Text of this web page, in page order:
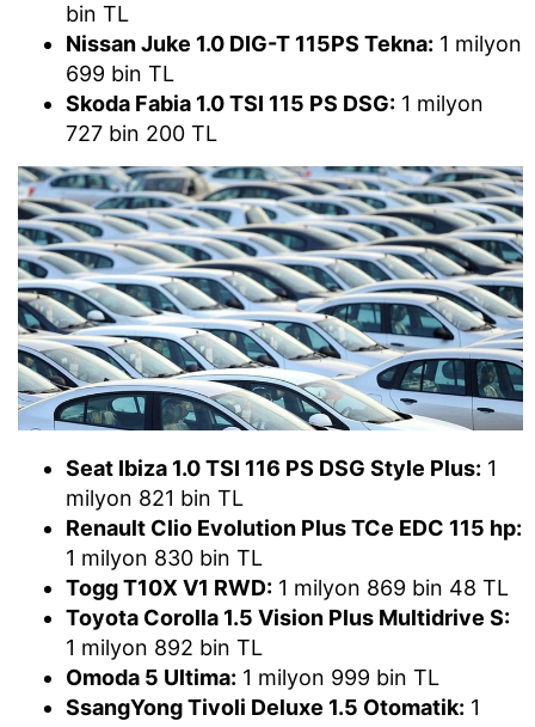
bin TL
Nissan Juke 1.0 DIG-T 115PS Tekna: 1 milyon
699 bin TL
Skoda Fabia 1.0 TSI 115 PS DSG: 1 milyon
727 bin 200 TL
Seat Ibiza 1.0 TSI 116 PS DSG Style Plus: 1
milyon 821 bin TL
Renault Clio Evolution Plus TCe EDC 115 hp:
1 milyon 830 bin TL
Togg T10X V1 RWD: 1 milyon 869 bin 48 TL
Toyota Corolla 1.5 Vision Plus Multidrive S:
1 milyon 892 bin TL
Omoda 5 Ultima: 1 milyon 999 bin TL
SsangYong Tivoli Deluxe 1.5 Otomatik: 1